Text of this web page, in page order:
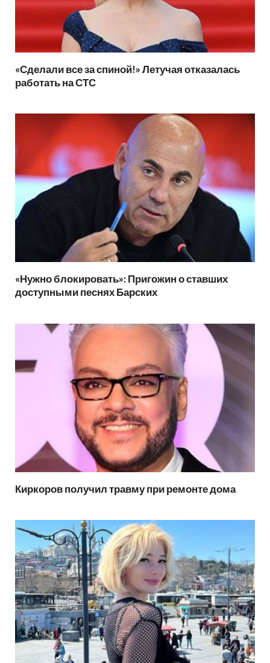
«Сделали все за спиной!» Летучая отказалась
работать на СТС
«Нужно блокировать»: Пригожин о ставших
доступными песнях Барских
Киркоров получил травму при ремонте дома